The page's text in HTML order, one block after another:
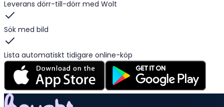
Leverans dörr-till-dörr med Wolt
Sök med bild
Lista automatiskt tidigare online-köp